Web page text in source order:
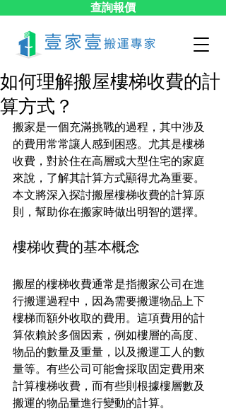
查詢報價
如何理解搬屋樓梯收費的計
算方式？
搬家是一個充滿挑戰的過程，其中涉及
的費用常常讓人感到困惑。尤其是樓梯
收費，對於住在高層或大型住宅的家庭
來說，了解其計算方式顯得尤為重要。
本文將深入探討搬屋樓梯收費的計算原
則，幫助你在搬家時做出明智的選擇。
樓梯收費的基本概念
搬屋的樓梯收費通常是指搬家公司在進
行搬運過程中，因為需要搬運物品上下
樓梯而額外收取的費用。這項費用的計
算依賴於多個因素，例如樓層的高度、
物品的數量及重量，以及搬運工人的數
量等。有些公司可能會採取固定費用來
計算樓梯收費，而有些則根據樓層數及
搬運的物品量進行變動的計算。